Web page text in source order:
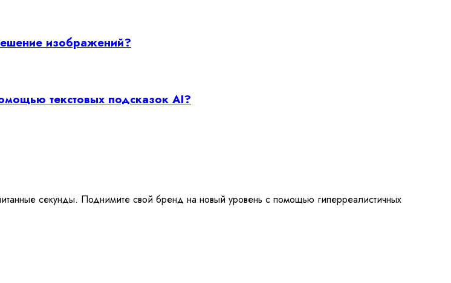
изображений?
текстовых подсказок AI?
секунды. Поднимите свой бренд на новый уровень с помощью гиперреалистичных